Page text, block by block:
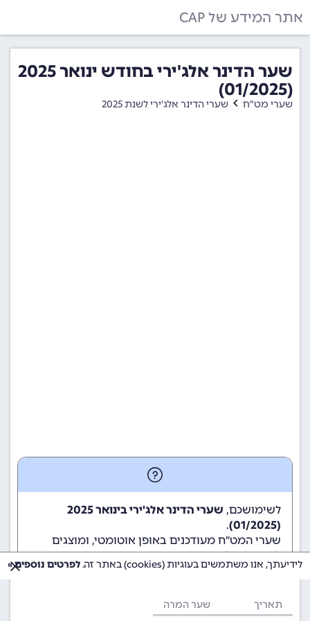
אתר המידע של CAP
שער הדינר אלג'ירי בחודש ינואר 2025
(01/2025)
שערי מט"ח שערי הדינר אלג'ירי לשנת 2025
לשימושכם,
שערי הדינר אלג'ירי בינואר 2025
(01/2025)
.
שערי המט"ח מעודכנים באופן אוטומטי, ומוצגים
לשימוש גולשי ומשתמשי האתר.
תאריך שער המרה
לידיעתך, אנו משתמשים בעוגיות (cookies) באתר זה. לפרטים נוספים »